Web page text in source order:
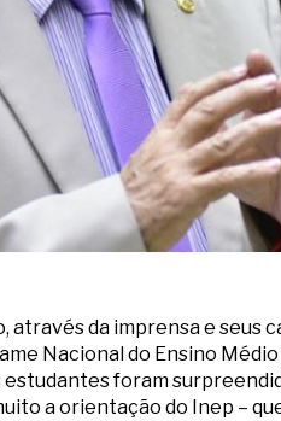
da imprensa e seus
Nacional do Ensino
foram
a orientação do Inep –